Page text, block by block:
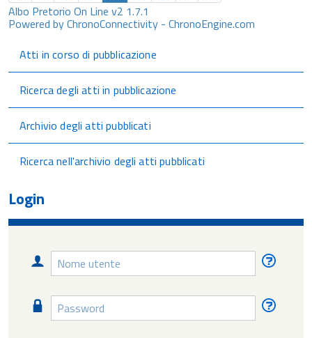
Albo Pretorio On Line v2 1.7.1
Powered by ChronoConnectivity - ChronoEngine.com
Atti in corso di pubblicazione
Ricerca degli atti in pubblicazione
Archivio degli atti pubblicati
Ricerca nell'archivio degli atti pubblicati
Login
Nome
utente
Password